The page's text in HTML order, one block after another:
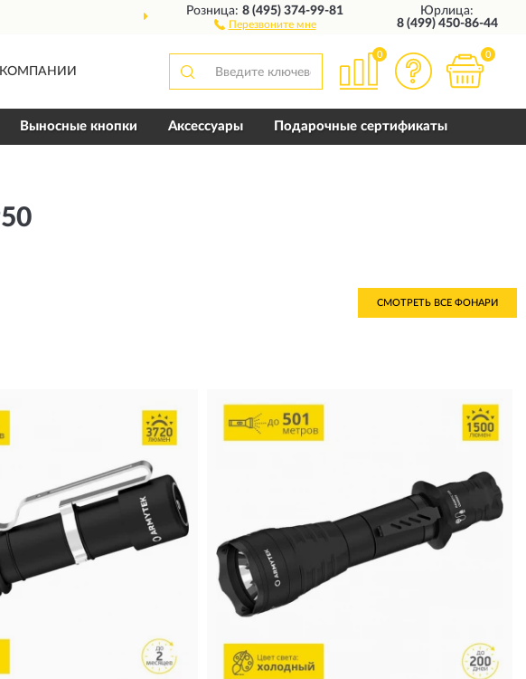
10 ЛЕТ ГАРАНТИЯ
Розница:8 (495) 374-99-81
Перезвоните мне
Юрлица:
8 (499) 450-86-44
0 0
Выносные кнопки Аксессуары Подарочные сертификаты
СМОТРЕТЬ ВСЕ ФОНАРИ